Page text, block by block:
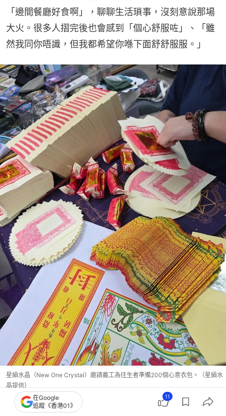
「邊間餐廳好食啊」，聊聊生活瑣事，沒刻意說那場
大火。很多人摺完後也會感到「個心舒服咗」、「雖
然我同你唔識，但我都希望你喺下面舒舒服服。」
星縜水晶（New One Crystal）邀請義工為往生者準備200個心意衣包。（星縜水
晶提供）
在Google
追蹤《香港01》
11